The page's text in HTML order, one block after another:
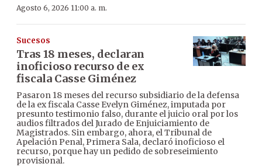
Agosto 6, 2026 11:00 a. m.
Sucesos
Tras 18 meses, declaran
inoficioso recurso de ex
fiscala Casse Giménez
Pasaron 18 meses del recurso subsidiario de la defensa
de la ex fiscala Casse Evelyn Giménez, imputada por
presunto testimonio falso, durante el juicio oral por los
audios filtrados del Jurado de Enjuiciamiento de
Magistrados. Sin embargo, ahora, el Tribunal de
Apelación Penal, Primera Sala, declaró inoficioso el
recurso, porque hay un pedido de sobreseimiento
provisional.